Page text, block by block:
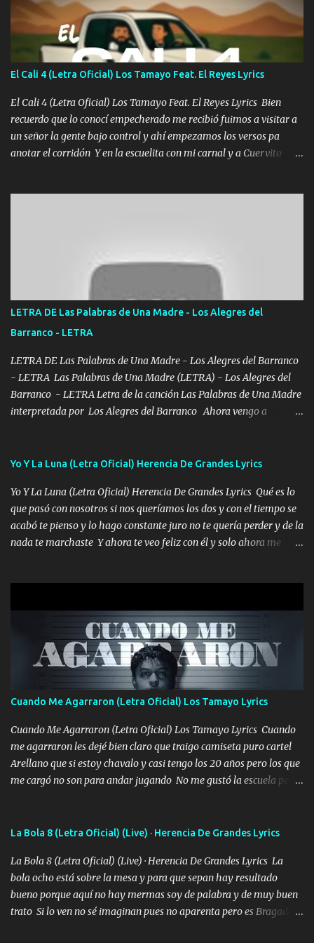
tranquilizando Tomense un buen trago Y así es como empezamos
los versos que voy cantando (Music) A vido alta y bajas La carreta
se atora Pero nunca le aflojamos Ya me han pasado cosas Y
aunque ustedes no sepan Pero la vida es muy corta Hay que
echarle chingazos Y seguir trabajando porque nada es...
El Cali 4 (Letra Oficial) Los Tamayo Feat. El Reyes Lyrics
El Cali 4 (Letra Oficial) Los Tamayo Feat. El Reyes Lyrics Bien
recuerdo que lo conocí empecherado me recibió fuimos a visitar a
un señor la gente bajo control y ahí empezamos los versos pa
anotar el corridón Y en la escuelita con mi carnal y a Cuervito
verde se le extraña pa que sepan Aquí Pura GENTE DE LA RANA 🐸
POR CLAVE ES EL CALI 4 EN LA CIUDAD TIJUANA Música Al
tirante andamos mi carnal atento a cualquier necesidad no porque
se ve limpio el camino nos confiamos al andar y nunca con la
misma piedra me vuelvo a tropezar Cuando ando de enamorado
en corto me tiró a per...
LETRA DE Las Palabras de Una Madre - Los Alegres del
Barranco - LETRA
LETRA DE Las Palabras de Una Madre - Los Alegres del Barranco
- LETRA Las Palabras de Una Madre (LETRA) - Los Alegres del
Barranco - LETRA Letra de la canción Las Palabras de Una Madre
interpretada por Los Alegres del Barranco Ahora vengo a
viento a su hijo y aunque ahora ya este con Dios el destino así lo
seguiré esperando hasta volvernos a vernos El recuerdo que yo
tengo de mi mente no se va, en mi corazón me llevo lo mismo que
tu papá, a veces me pongo triste porque no puedo mirarte, mas se
que tu me escuchas porque tu eres mi gran ángel, El desespero me
Yo Y La Luna (Letra Oficial) Herencia De Grandes Lyrics
Yo Y La Luna (Letra Oficial) Herencia De Grandes Lyrics Qué es lo
que pasó con nosotros si nos queríamos los dos y con el tiempo se
acabó te pienso y lo hago constante juro no te quería perder y de la
nada te marchaste Y ahora te veo feliz con él y solo ahora me
pero eso ya no va a pasar me perderé en la soledad Porque me
mirabas bonito si yo no fui el final feliz el final fue triste pa mí Y
duele no tenerte aquí sabiendo que moría por ti yo y la luna
cantamos y por ti nos embriagamos Quién sabe qué será de mí si
contigo fui muy feliz a lo mejor no lloró pero muy en el fondo te
adoro
Cuando Me Agarraron (Letra Oficial) Los Tamayo Lyrics
Cuando Me Agarraron (Letra Oficial) Los Tamayo Lyrics Cuando
me agarraron les dejé bien claro que traigo camiseta puro cartel
Arellano que si estoy chavalo y casi tengo los 20 años pero los que
me cargó no son para andar jugando No me gustó la escuela pero
firme el legado que si como me llamó varios ya se han preguntado
fajado y mi R terciado me van a ver allá por TJ para un licenciado
mando un abrazo andamos al cien Choritas también Música
Ando en la colonia bien acelerado traigo un M2 que nunca me ha
fallado para mi compadre mandó un fuerte abrazo también al
La Bola 8 (Letra Oficial) (Live) · Herencia De Grandes Lyrics
La Bola 8 (Letra Oficial) (Live) · Herencia De Grandes Lyrics La
bola ocho está sobre la mesa y para que sepan hay resultado
bueno porque aquí no hay mermas soy de palabra y de muy buen
trato Si lo ven no sé imaginan pues no aparenta pero es Bragado a